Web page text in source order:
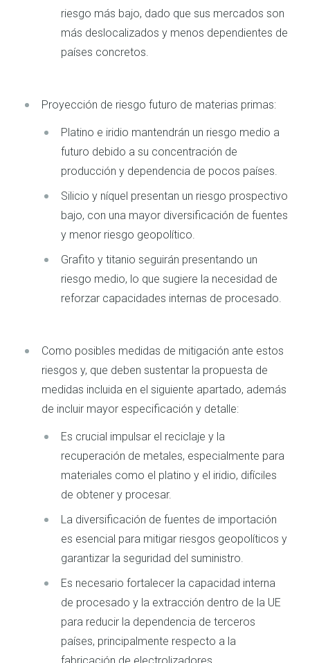
riesgo más bajo, dado que sus mercados son
más deslocalizados y menos dependientes de
países concretos.
Proyección de riesgo futuro de materias primas:
Platino e iridio mantendrán un riesgo medio a
futuro debido a su concentración de
producción y dependencia de pocos países.
Silicio y níquel presentan un riesgo prospectivo
bajo, con una mayor diversificación de fuentes
y menor riesgo geopolítico.
Grafito y titanio seguirán presentando un
riesgo medio, lo que sugiere la necesidad de
reforzar capacidades internas de procesado.
Como posibles medidas de mitigación ante estos
riesgos y, que deben sustentar la propuesta de
medidas incluida en el siguiente apartado, además
de incluir mayor especificación y detalle:
Es crucial impulsar el reciclaje y la
recuperación de metales, especialmente para
materiales como el platino y el iridio, difíciles
de obtener y procesar.
La diversificación de fuentes de importación
es esencial para mitigar riesgos geopolíticos y
garantizar la seguridad del suministro.
Es necesario fortalecer la capacidad interna
de procesado y la extracción dentro de la UE
para reducir la dependencia de terceros
países, principalmente respecto a la